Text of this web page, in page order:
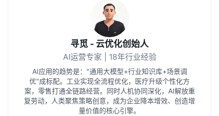
寻觅 - 云优化创始人
AI运营专家 | 18年行业经验
AI应用的趋势是："通用大模型+行业知识库+场景调
优"成标配。工业实现全流程优化，医疗升级个性化方
案，零售打通全链路经营。同时人机协同深化，AI解放重
复劳动，人类聚焦策略创意，成为企业降本增效、创造增
量价值的核心引擎。